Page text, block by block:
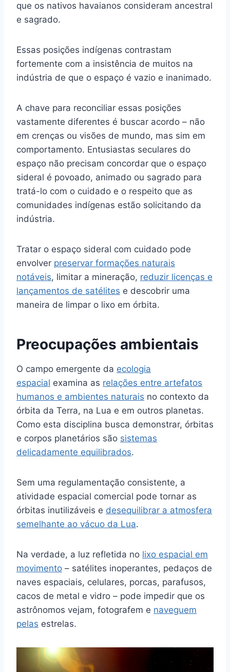
que os nativos havaianos consideram ancestral
e sagrado.
Essas posições indígenas contrastam
fortemente com a insistência de muitos na
indústria de que o espaço é vazio e inanimado.
A chave para reconciliar essas posições
vastamente diferentes é buscar acordo – não
em crenças ou visões de mundo, mas sim em
comportamento. Entusiastas seculares do
espaço não precisam concordar que o espaço
sideral é povoado, animado ou sagrado para
tratá-lo com o cuidado e o respeito que as
comunidades indígenas estão solicitando da
indústria.
Tratar o espaço sideral com cuidado pode
envolver preservar formações naturais
notáveis, limitar a mineração, reduzir licenças e
lançamentos de satélites e descobrir uma
maneira de limpar o lixo em órbita.
Preocupações ambientais
O campo emergente da ecologia
espacial examina as relações entre artefatos
humanos e ambientes naturais no contexto da
órbita da Terra, na Lua e em outros planetas.
Como esta disciplina busca demonstrar, órbitas
e corpos planetários são sistemas
delicadamente equilibrados.
Sem uma regulamentação consistente, a
atividade espacial comercial pode tornar as
órbitas inutilizáveis ​​e desequilibrar a atmosfera
semelhante ao vácuo da Lua.
Na verdade, a luz refletida no lixo espacial em
movimento – satélites inoperantes, pedaços de
naves espaciais, celulares, porcas, parafusos,
cacos de metal e vidro – pode impedir que os
astrônomos vejam, fotografem e naveguem
pelas estrelas.